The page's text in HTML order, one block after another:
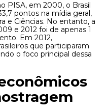
PISA, em 2000, o Brasil
pontos na mídia geral,
e Ciências. No entanto, a
e 2012 foi de apenas 1
Em 2012,
que participaram
o foco principal dessa